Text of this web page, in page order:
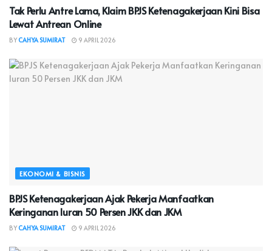
Tak Perlu Antre Lama, Klaim BPJS Ketenagakerjaan Kini Bisa
Lewat Antrean Online
BYCAHYA SUMIRAT 9 APRIL 2026
EKONOMI & BISNIS
BPJS Ketenagakerjaan Ajak Pekerja Manfaatkan
Keringanan Iuran 50 Persen JKK dan JKM
BYCAHYA SUMIRAT 9 APRIL 2026